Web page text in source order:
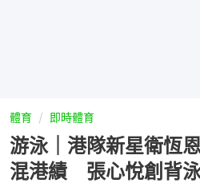
體育 即時體育
游泳｜港隊新星衛恆
混港績 張心悅創背